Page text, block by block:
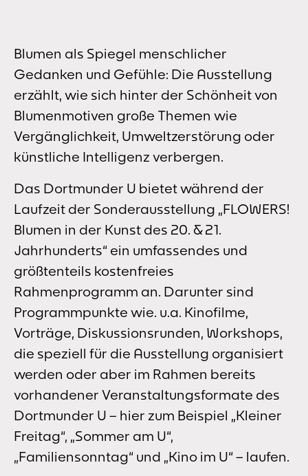
Blumen als Spiegel menschlicher
Gedanken und Gefühle: Die Ausstellung
erzählt, wie sich hinter der Schönheit von
Blumenmotiven große Themen wie
Vergänglichkeit, Umweltzerstörung oder
künstliche Intelligenz verbergen.
Das Dortmunder U bietet während der
Laufzeit der Sonderausstellung „FLOWERS!
Blumen in der Kunst des 20. & 21.
Jahrhunderts“ ein umfassendes und
größtenteils kostenfreies
Rahmenprogramm an. Darunter sind
Programmpunkte wie. u.a. Kinofilme,
Vorträge, Diskussionsrunden, Workshops,
die speziell für die Ausstellung organisiert
werden oder aber im Rahmen bereits
vorhandener Veranstaltungsformate des
Dortmunder U – hier zum Beispiel „Kleiner
Freitag“, „Sommer am U“,
„Familiensonntag“ und „Kino im U“ – laufen.